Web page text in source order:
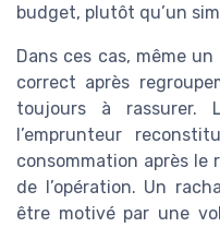
budget, plutôt qu’un
Dans ces cas, même
correct après
toujours à rassurer.
l’emprunteur
consommation après le
de l’opération. Un
être motivé par une